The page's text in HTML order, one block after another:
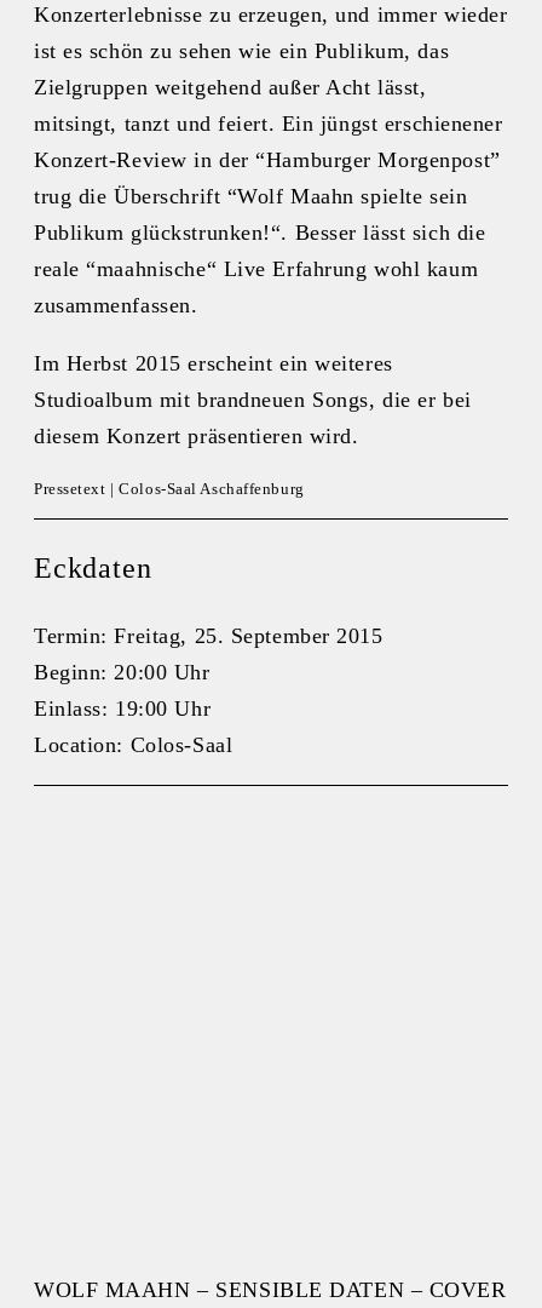
Konzerterlebnisse zu erzeugen, und immer wieder
ist es schön zu sehen wie ein Publikum, das
Zielgruppen weitgehend außer Acht lässt,
mitsingt, tanzt und feiert. Ein jüngst erschienener
Konzert-Review in der “Hamburger Morgenpost”
trug die Überschrift “Wolf Maahn spielte sein
Publikum glückstrunken!“. Besser lässt sich die
reale “maahnische“ Live Erfahrung wohl kaum
zusammenfassen.
Im Herbst 2015 erscheint ein weiteres
Studioalbum mit brandneuen Songs, die er bei
diesem Konzert präsentieren wird.
Pressetext | Colos-Saal Aschaffenburg
Eckdaten
Termin: Freitag, 25. September 2015
Beginn: 20:00 Uhr
Einlass: 19:00 Uhr
Location: Colos-Saal
WOLF MAAHN – SENSIBLE DATEN – COVER